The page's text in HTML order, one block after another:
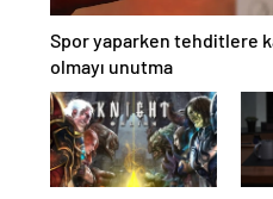
Spor yaparken tehditlere
olmayı unutma